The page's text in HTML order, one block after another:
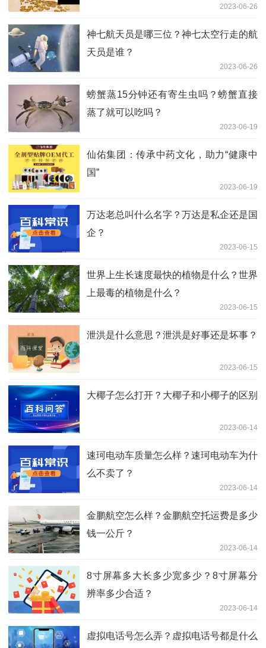
2023-06-26
神七航天员是哪三位？神七太空行走的航
天员是谁？
2023-06-26
螃蟹蒸15分钟还有寄生虫吗？螃蟹直接
蒸了就可以吃吗？
2023-06-19
仙佑集团：传承中药文化，助力“健康中
国”
2023-06-19
万达老总叫什么名字？万达是私企还是国
企？
2023-06-15
世界上生长速度最快的植物是什么？世界
上最毒的植物是什么？
2023-06-15
泄洪是什么意思？泄洪是好事还是坏事？
2023-06-15
大椰子怎么打开？大椰子和小椰子的区别
2023-06-14
速珂电动车质量怎么样？速珂电动车为什
么不卖了？
2023-06-14
金鹏航空怎么样？金鹏航空托运费是多少
钱一公斤？
2023-06-14
8寸屏幕多大长多少宽多少？8寸屏幕分
辨率多少合适？
2023-06-14
虚拟电话号怎么弄？虚拟电话号都是什么